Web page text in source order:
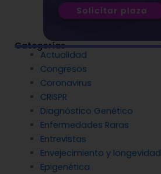
Categorías
Actualidad
Congresos
Coronavirus
CRISPR
Diagnóstico Genético
Enfermedades Raras
Entrevistas
Envejecimiento y longevidad
Epigenética